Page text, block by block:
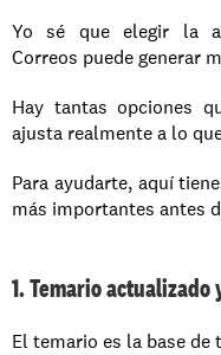
Yo sé que elegir la
Correos puede generar
Hay tantas opciones
ajusta realmente a lo
Para ayudarte, aquí
más importantes antes
1. Temario actualizado
El temario es la base de